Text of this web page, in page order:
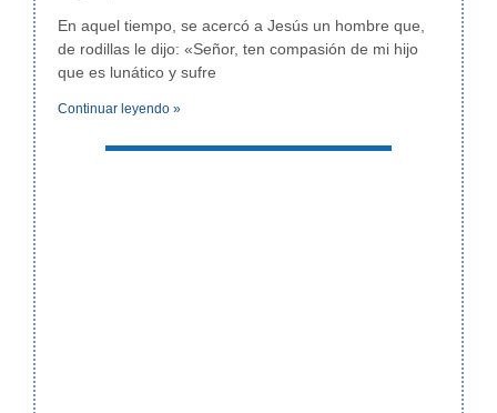
En aquel tiempo, se acercó a Jesús un hombre que,
de rodillas le dijo: «Señor, ten compasión de mi hijo
que es lunático y sufre
Continuar leyendo »